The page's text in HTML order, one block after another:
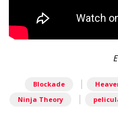
Blockade |
Ninja Theory |